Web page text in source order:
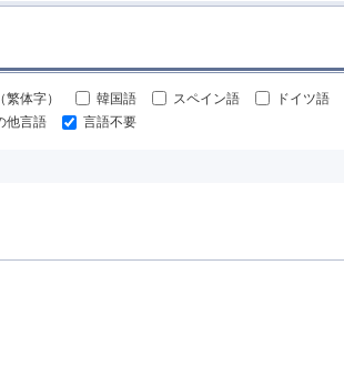
体字） 韓国語 スペイン語 ドイツ語
他言語 言語不要